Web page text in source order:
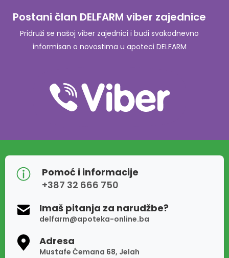
Postani član DELFARM viber zajednice
Pridruži se našoj viber zajednici i budi svakodnevno
informisan o novostima u apoteci DELFARM
Pomoć i informacije
+387 32 666 750
Imaš pitanja za narudžbe?
delfarm@apoteka-online.ba
Adresa
Mustafe Ćemana 68, Jelah